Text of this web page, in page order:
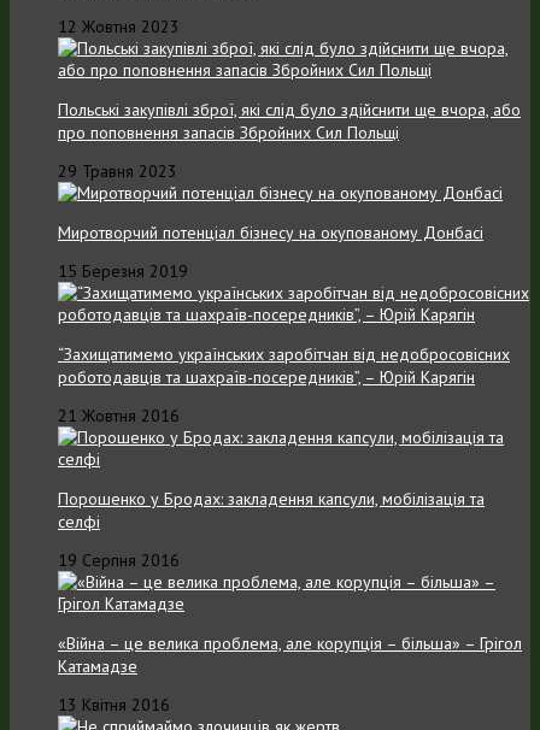
12 Жовтня 2023
Польські закупівлі зброї, які слід було здійснити ще вчора, або
про поповнення запасів Збройних Cил Польщі
29 Травня 2023
Миротворчий потенціал бізнесу на окупованому Донбасі
15 Березня 2019
“Захищатимемо українських заробітчан від недобросовісних
роботодавців та шахраїв-посередників”, – Юрій Карягін
21 Жовтня 2016
Порошенко у Бродах: закладення капсули, мобілізація та
селфі
19 Серпня 2016
«Війна – це велика проблема, але корупція – більша» – Грігол
Катамадзе
13 Квітня 2016